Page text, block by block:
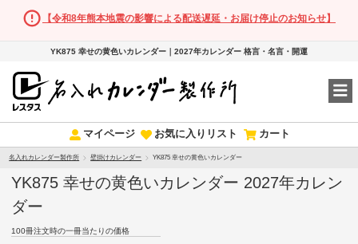
【令和8年熊本地震の影響による配送遅延・お届け停止のお知らせ】
YK875 幸せの黄色いカレンダー｜2027年カレンダー 格言・名言・開運
マイページ お気に入りリスト カート
名入れカレンダー製作所 壁掛けカレンダー YK875 幸せの黄色いカレンダー
YK875 幸せの黄色いカレンダー 2027年カレン
ダー
100冊注文時の一冊当たりの価格